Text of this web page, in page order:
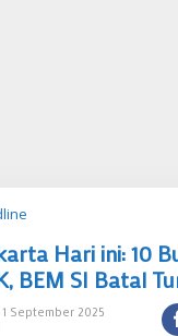
Jakarta
Hari
ini:
10
Hari ini: 10
BEM SI Batal
1 September 2025